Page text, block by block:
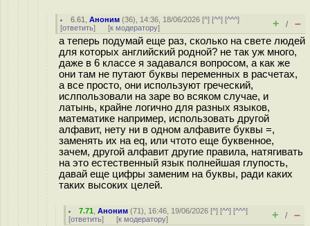
6.61 ,Аноним (36), 14:36, 18/06/2026 [^] [^^] [^^^]
[ответить] [к модератору] + / –
а теперь подумай еще раз, сколько на свете людей
для которых английский родной? не так уж много,
даже в 6 классе я задавался вопросом, а как же
они там не путают буквы переменных в расчетах,
а все просто, они используют греческий,
ислпользовали на заре во всяком случае, и
латынь, крайне логично для разных языков,
математике например, использовать другой
алфавит, нету ни в одном алфавите буквы =,
заменять их на eq, или чтото еще буквенное,
зачем, другой алфавит другие правила, натягивать
на это естественный язык полнейшая глупость,
давай еще цифры заменим на буквы, ради каких
таких высоких целей.
7.71 ,Аноним (71), 16:46, 19/06/2026 [^] [^^] [^^^]
[ответить] [к модератору] + / –